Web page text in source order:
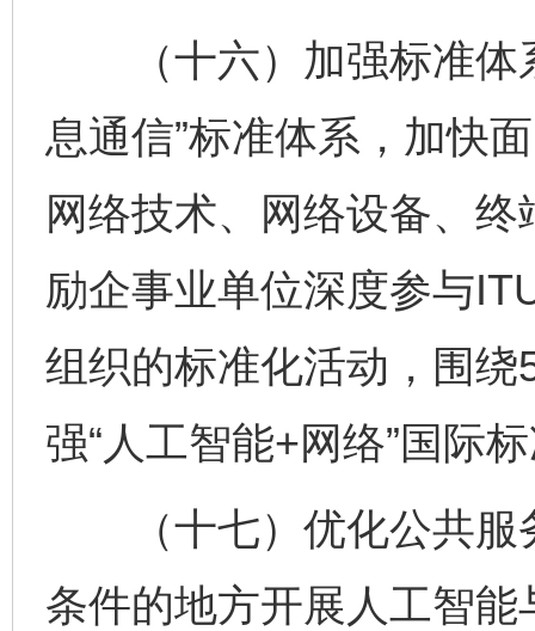
（十六）加强标准体
息通信”标准体系，加快
网络技术、网络设备、
励企事业单位深度参与
组织的标准化活动，围
强“人工智能+网络”国际
（十七）优化公共服
条件的地方开展人工智